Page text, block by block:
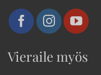
Vieraile myös